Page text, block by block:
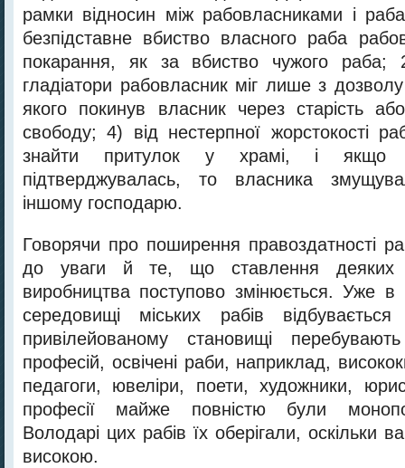
рамки відносин між рабовласниками і
безпідставне вбиство власного раба
покарання, як за вбиство чужого раба;
гладіатори рабовласник міг лише з
якого покинув власник через старість
свободу; 4) від нестерпної жорстокості
знайти притулок у храмі, і якщо
підтверджувалась, то власника
іншому господарю.
Говорячи про поширення правоздатності
до уваги й те, що ставлення деяких
виробництва поступово змінюється. Уже
середовищі міських рабів
привілейованому становищі
професій, освічені раби, наприклад,
педагоги, ювеліри, поети, художники,
професії майже повністю були
Володарі цих рабів їх оберігали, оскільки
високою.